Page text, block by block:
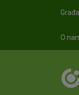
O